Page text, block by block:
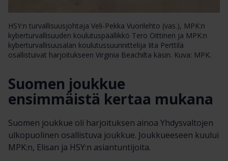
HSY:n turvallisuusjohtaja Veli-Pekka Vuorilehto (vas.), MPK:n
kyberturvallisuuden koulutuspäällikkö Tero Oittinen ja MPK:n
kyberturvallisuusalan koulutussuunnittelija Iita Perttilä
osallistuivat harjoitukseen Virginia Beachilta käsin. Kuva: MPK.
Suomen joukkue
ensimmäistä kertaa mukana
Suomen joukkue oli harjoituksen ainoa Yhdysvaltojen
ulkopuolinen osallistuva joukkue. Joukkueeseen kuului
MPK:n, Elisan ja HSY:n asiantuntijoita.